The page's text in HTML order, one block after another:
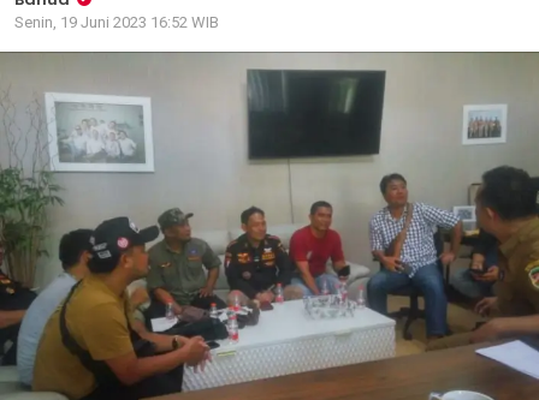
Senin, 19 Juni 2023 16:52 WIB